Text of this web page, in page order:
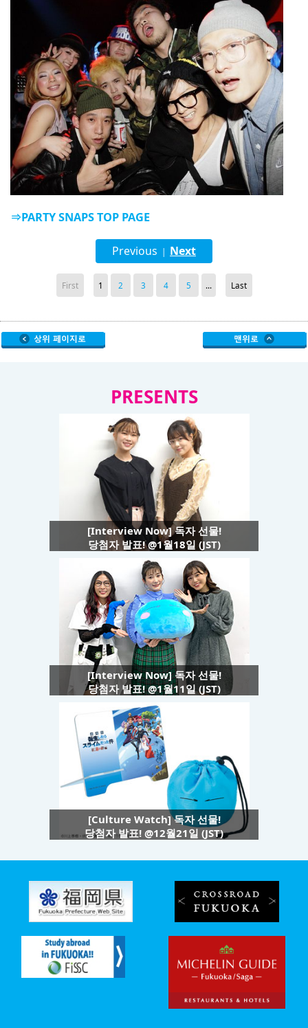
⇒PARTY SNAPS TOP PAGE
Previous | Next
First 1 2 3 4 5 ... Last
PRESENTS
[Interview Now] 독자 선물!
당첨자 발표! @1월18일 (JST)
[Interview Now] 독자 선물!
당첨자 발표! @1월11일 (JST)
[Culture Watch] 독자 선물!
당첨자 발표! @12월21일 (JST)